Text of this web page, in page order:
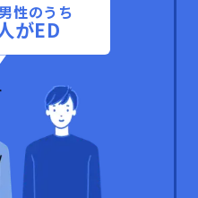
性のうち
がED